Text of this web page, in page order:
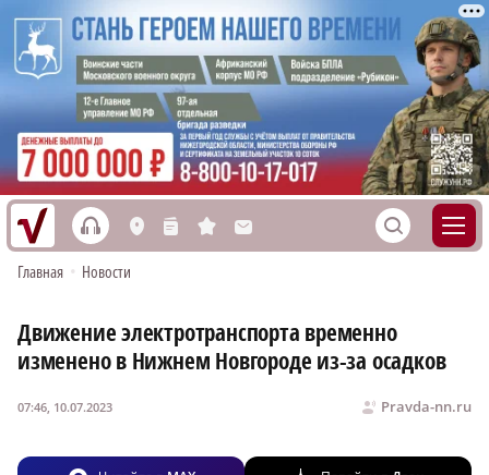
h L n s M S
Главная • Новости
Движение электротранспорта временно
изменено в Нижнем Новгороде из-за осадков
Pravda-nn.ru
07:46, 10.07.2023